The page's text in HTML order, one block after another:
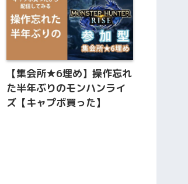
【集会所★6埋め】操作忘れ
た半年ぶりのモンハンライ
ズ【キャプボ買った】